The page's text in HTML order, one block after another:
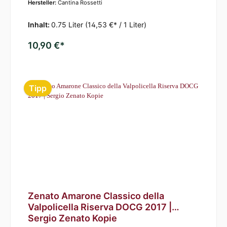
Hersteller: Cantina Rossetti
Inhalt: 0.75 Liter (14,53 €* / 1 Liter)
10,90 €*
Tipp
Zenato Amarone Classico della
Valpolicella Riserva DOCG 2017 |
Sergio Zenato Kopie